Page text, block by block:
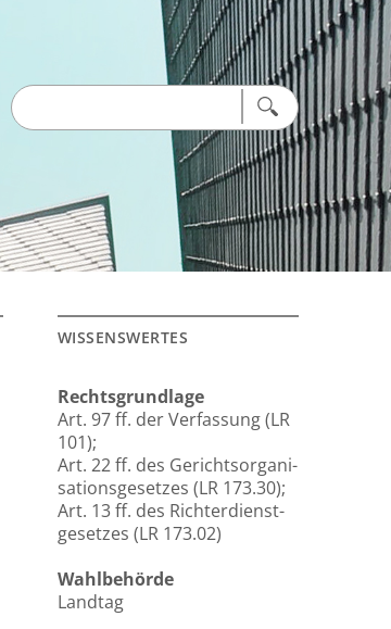
WIS­SENS­WER­TES
Rechts­grund­la­ge
Art. 97 ff. der Ver­fas­sung (LR
101);
Art. 22 ff. des Ge­richts­or­ga­ni­
sa­ti­ons­ge­set­zes (LR 173.30);
Art. 13 ff. des Rich­ter­dienst­
ge­set­zes (LR 173.02)
Wahl­be­hör­de
Land­tag